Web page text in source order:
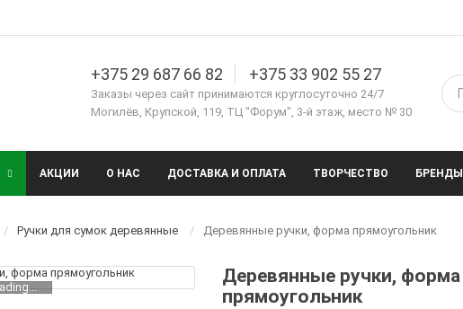
+375 29 687 66 82 +375 33 902 55 27
Заказы через сайт принимаются круглосуточно 24/7
Могилёв, Крупской, 119, ТЦ "Форум", 3-й этаж, место № 30
АКЦИИ О НАС ДОСТАВКА И ОПЛАТА ТВОРЧЕСТВО БРЕНДЫ
Ручки для сумок деревянные Деревянные ручки, форма прямоугольник
Деревянные ручки, форма
прямоугольник